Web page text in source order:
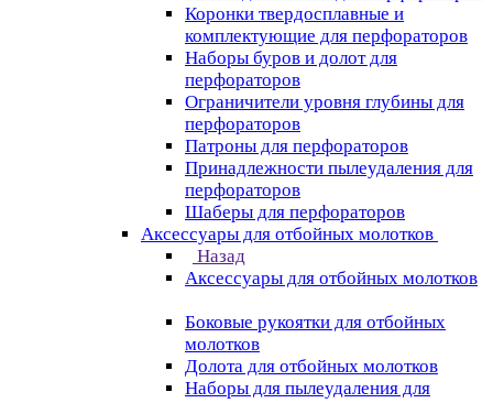
Коронки твердосплавные и
комплектующие для перфораторов
Наборы буров и долот для
перфораторов
Ограничители уровня глубины для
перфораторов
Патроны для перфораторов
Принадлежности пылеудаления для
перфораторов
Шаберы для перфораторов
Аксессуары для отбойных молотков
Назад
Аксессуары для отбойных молотков
Боковые рукоятки для отбойных
молотков
Долота для отбойных молотков
Наборы для пылеудаления для